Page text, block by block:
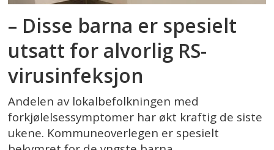
– Disse barna er spesielt
utsatt for alvorlig RS-
virusinfeksjon
Andelen av lokalbefolkningen med
forkjølelsessymptomer har økt kraftig de siste
ukene. Kommuneoverlegen er spesielt